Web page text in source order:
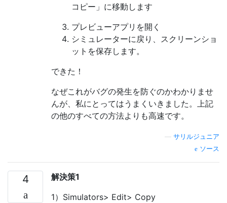
コピー」に移動します
プレビューアプリを開く
シミュレーターに戻り、スクリーンショ
ットを保存します。
できた！
なぜこれがバグの発生を防ぐのかわかりませ
んが、私にとってはうまくいきました。上記
の他のすべての方法よりも高速です。
サリルジュニア
ソース
4
解決策1
1）Simulators> Edit> Copy